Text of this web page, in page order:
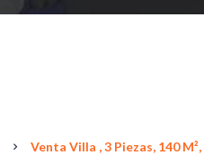
Venta Villa , 3 Piezas, 140